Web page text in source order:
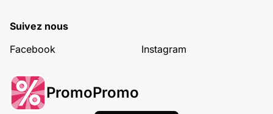
Suivez nous
Facebook
Instagram
PromoPromo